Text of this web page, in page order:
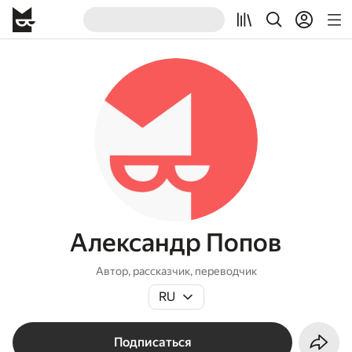
Александр Попов
Автор, рассказчик, переводчик
RU
Подписаться